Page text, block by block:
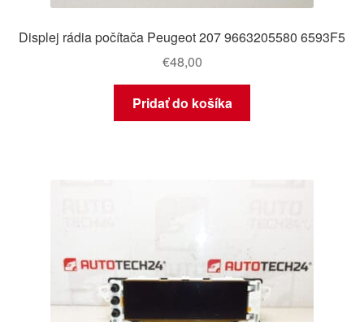
Displej rádia počítača Peugeot 207 9663205580 6593F5
€48,00
Pridať do košíka